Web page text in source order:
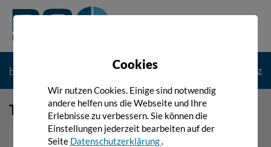
Cookies
Wir nutzen Cookies. Einige sind notwendig
andere helfen uns die Webseite und Ihre
Erlebnisse zu verbessern. Sie können die
Einstellungen jederzeit bearbeiten auf der
Seite Datenschutzerklärung.
Springe
direkt
Zur
Brotkrümelnavigation:
Home Datenschutz
Hauptinhalt:
Team